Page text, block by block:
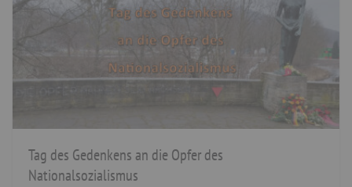
Tag des Gedenkens an die Opfer des
Nationalsozialismus